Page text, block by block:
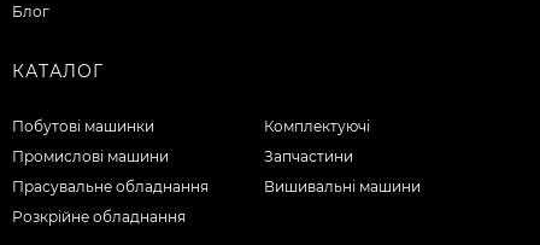
Блог
КАТАЛОГ
Побутові машинки
Промислові машини
Прасувальне обладнання
Розкрійне обладнання
Комплектуючі
Запчастини
Вишивальні машини